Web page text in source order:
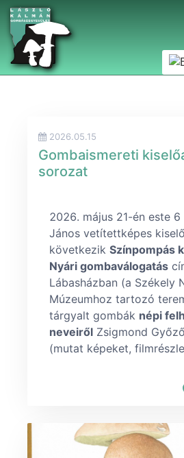
2026.05.15
Gombaismereti
sorozat
május 21-én este
János vetítettképes
következik Színpompás
Nyári gombaválogatás
Lábasházban (a Székely
Múzeumhoz tartozó
tárgyalt gombák népi
neveiről Zsigmond
(mutat képeket,